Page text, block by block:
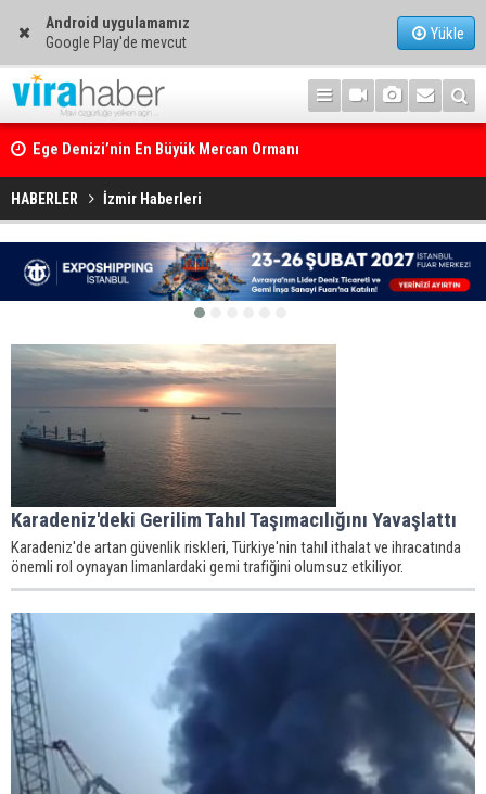
Android uygulamamız
Google Play'de mevcut
Yükle
Ege Denizi’nin En Büyük Mercan Ormanı
HABERLER İzmir Haberleri
Karadeniz'deki Gerilim Tahıl Taşımacılığını Yavaşlattı
Karadeniz'de artan güvenlik riskleri, Türkiye'nin tahıl ithalat ve ihracatında
önemli rol oynayan limanlardaki gemi trafiğini olumsuz etkiliyor.